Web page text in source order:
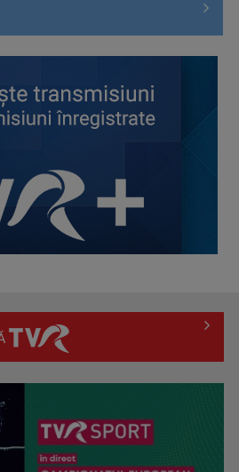
a Corinei Chiriac ia argintul în